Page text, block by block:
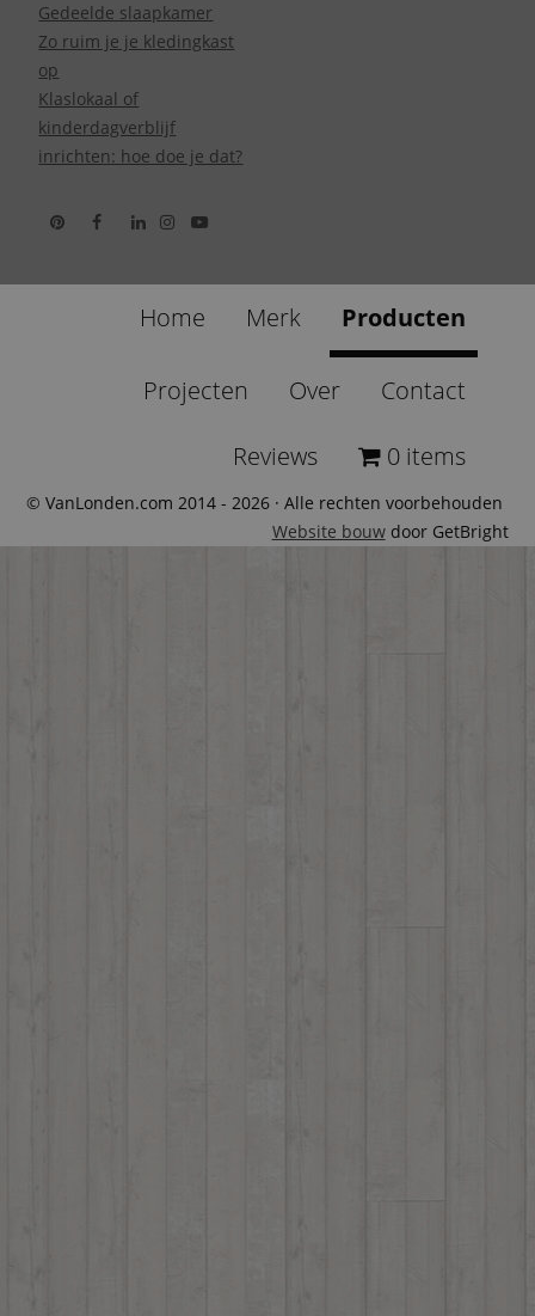
Gedeelde slaapkamer
Zo ruim je je kledingkast
op
Klaslokaal of
kinderdagverblijf
inrichten: hoe doe je dat?
Home Merk Producten
Projecten Over Contact
Reviews 0 items
© VanLonden.com 2014 - 2026 · Alle rechten voorbehouden
Website bouwdoor GetBright